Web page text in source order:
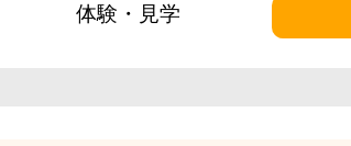
体験・見学